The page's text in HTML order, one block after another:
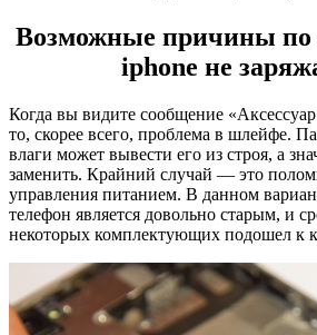
Возможные причины
iphone не
Когда вы видите сообщение
то, скорее всего, проблема в шлейфе.
влаги может вывести его из строя, а
заменить. Крайний случай — это
управления питанием. В данном
телефон является довольно старым, и
некоторых комплектующих подошел к